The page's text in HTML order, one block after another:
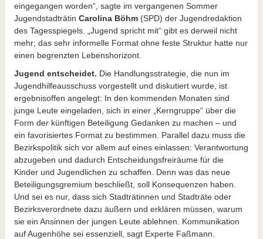
eingegangen worden“, sagte im vergangenen Sommer
Jugendstadträtin Carolina Böhm(SPD) der Jugendredaktion
des Tagesspiegels. „Jugend spricht mit“ gibt es derweil nicht
mehr; das sehr informelle Format ohne feste Struktur hatte nur
einen begrenzten Lebenshorizont.
Jugend entscheidet. Die Handlungsstrategie, die nun im
Jugendhilfeausschuss vorgestellt und diskutiert wurde, ist
ergebnisoffen angelegt: In den kommenden Monaten sind
junge Leute eingeladen, sich in einer „Kerngruppe“ über die
Form der künftigen Beteiligung Gedanken zu machen – und
ein favorisiertes Format zu bestimmen. Parallel dazu muss die
Bezirkspolitik sich vor allem auf eines einlassen: Verantwortung
abzugeben und dadurch Entscheidungsfreiräume für die
Kinder und Jugendlichen zu schaffen. Denn was das neue
Beteiligungsgremium beschließt, soll Konsequenzen haben.
Und sei es nur, dass sich Stadträtinnen und Stadträte oder
Bezirksverordnete dazu äußern und erklären müssen, warum
sie ein Ansinnen der jungen Leute ablehnen. Kommunikation
auf Augenhöhe sei essenziell, sagt Experte Faßmann.